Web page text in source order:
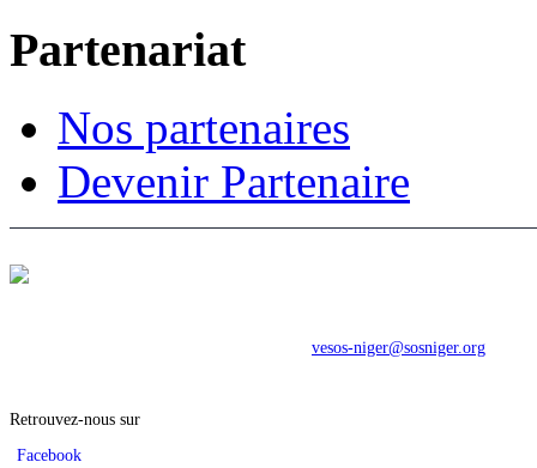
Partenariat
Nos partenaires
Devenir Partenaire
vesos-niger@sosniger.org
Retrouvez-nous sur
Facebook